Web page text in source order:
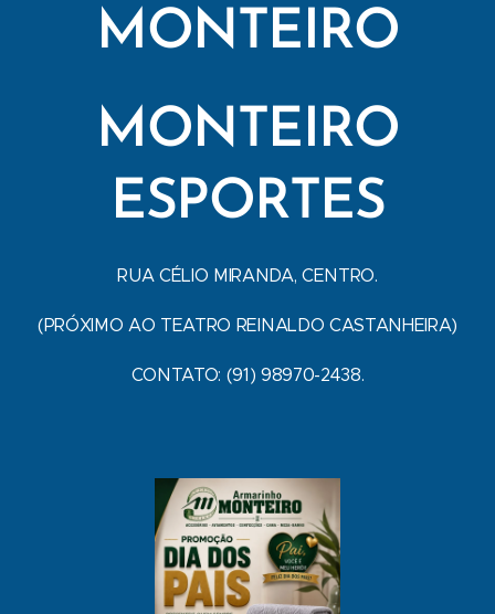
MONTEIRO
MONTEIRO
ESPORTES
RUA CÉLIO MIRANDA, CENTRO.
(PRÓXIMO AO TEATRO REINALDO CASTANHEIRA)
CONTATO: (91) 98970-2438.